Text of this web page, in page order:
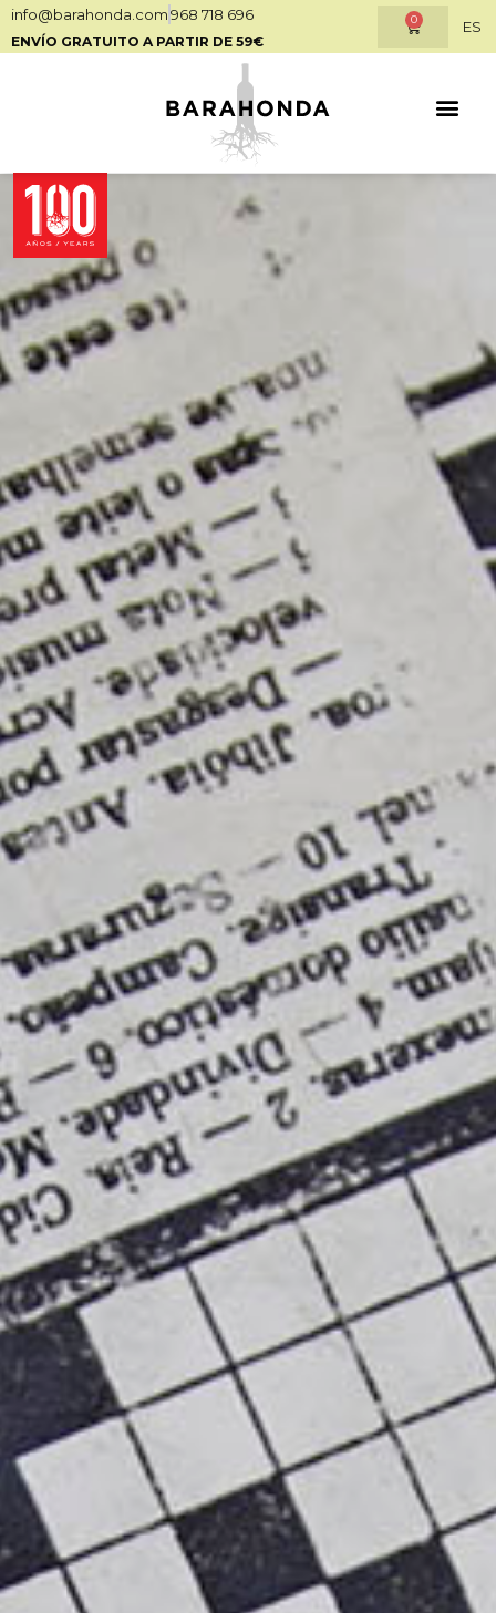
info@barahonda.com968 718 696
ENVÍO GRATUITO A PARTIR DE 59€
0 ES